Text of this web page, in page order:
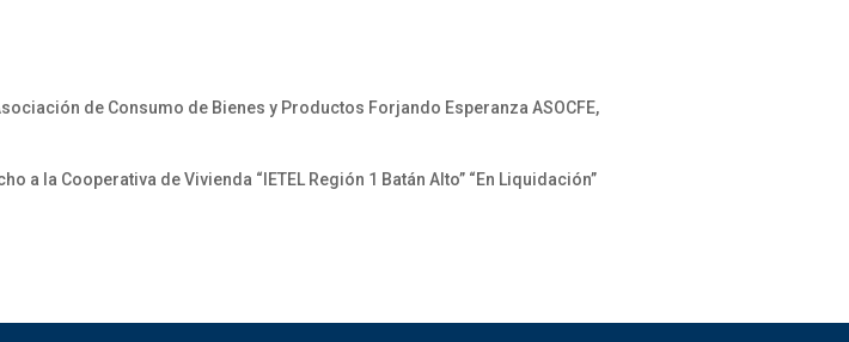
de Consumo de Bienes y Productos Forjando Esperanza ASOCFE,
a la Cooperativa de Vivienda “IETEL Región 1 Batán Alto” “En Liquidación”